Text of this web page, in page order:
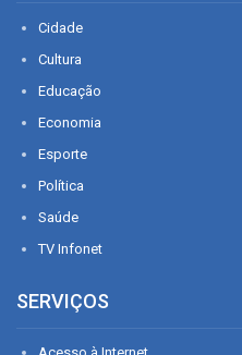
Cidade
Cultura
Educação
Economia
Esporte
Política
Saúde
TV Infonet
SERVIÇOS